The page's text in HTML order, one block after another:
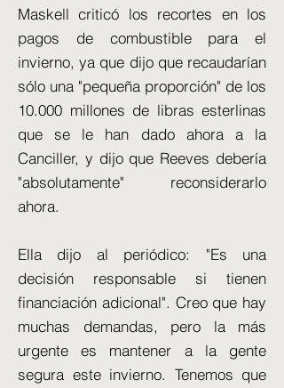
Maskell criticó los recortes en los
pagos de combustible para el
invierno, ya que dijo que recaudarían
sólo una "pequeña proporción" de los
10.000 millones de libras esterlinas
que se le han dado ahora a la
Canciller, y dijo que Reeves debería
"absolutamente" reconsiderarlo
ahora.
Ella dijo al periódico: "Es una
decisión responsable si tienen
financiación adicional". Creo que hay
muchas demandas, pero la más
urgente es mantener a la gente
segura este invierno. Tenemos que